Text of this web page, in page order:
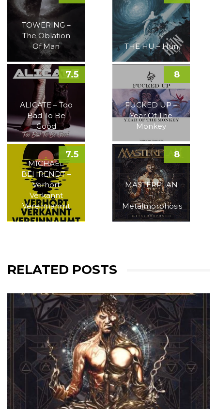
TOWERING –
The Oblation
Of Man
THE HU – Hun
ALICATE – Too
Bad To Be
Good
7.5
FUCKED UP –
Year Of The
Monkey
8
MICHAEL
BEHRENDT –
Verhört
Verkannt
Vereinnahmt
7.5
MASTERPLAN
–
Metalmorphosis
8
RELATED POSTS